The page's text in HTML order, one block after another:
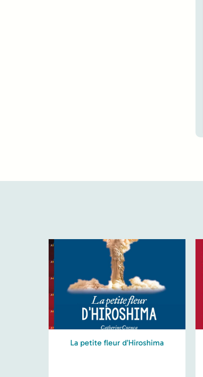
La petite fleur d’Hiroshima